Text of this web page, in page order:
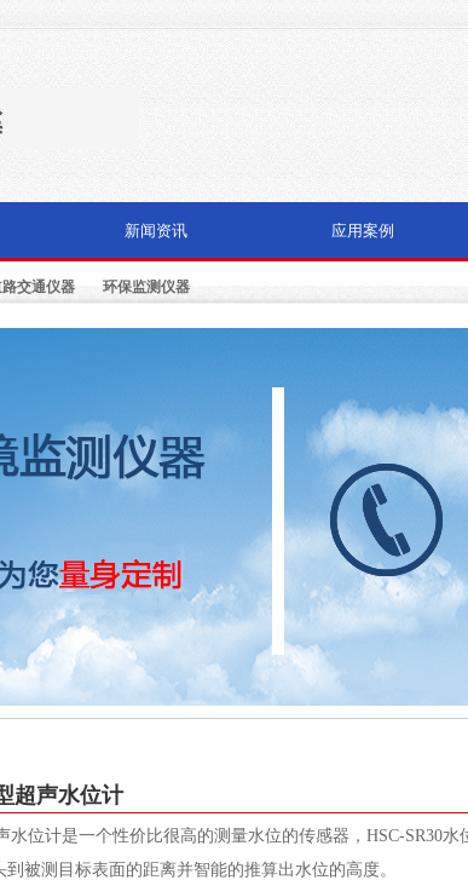
新闻资讯 应用案例
交通仪器 环保监测仪器
超声水位计
水位计是一个性价比很高的测量水位的传感器，HSC-SR30水
到被测目标表面的距离并智能的推算出水位的高度。